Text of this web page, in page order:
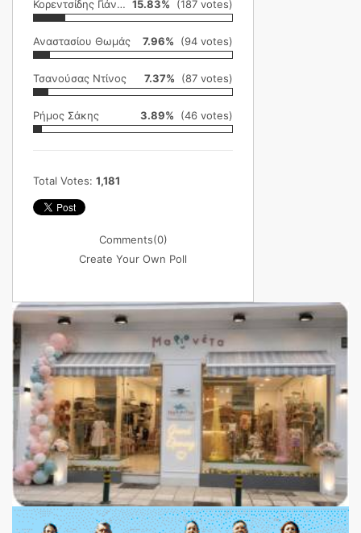
Κορεντσίδης Γιάννης 15.83% (187 votes)
Αναστασίου Θωμάς 7.96% (94 votes)
Τσανούσας Ντίνος 7.37% (87 votes)
Ρήμος Σάκης 3.89% (46 votes)
Total Votes: 1,181
Comments(0)
Create Your Own Poll